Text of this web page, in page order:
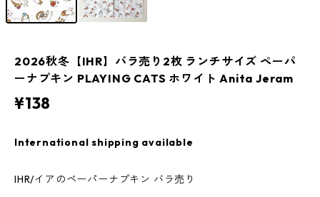
2026秋冬【IHR】バラ売り2枚 ランチサイズ ペーパ
ーナプキン PLAYING CATS ホワイト Anita Jeram
¥138
International shipping available
IHR/イアのペーパーナプキン バラ売り